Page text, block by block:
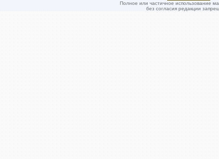
Полное или частичное использование
без согласия редакции